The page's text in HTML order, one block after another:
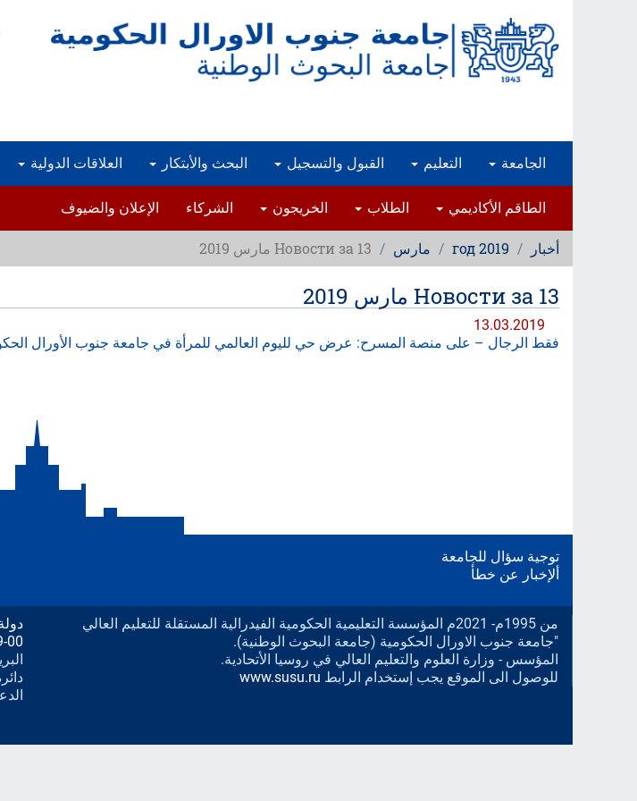
الجامعة التعليم القبول والتسجيل البحث والأبتكار العلاقات الدولية
الطاقم الأكاديمي الطلاب الخريجون الشركاء الإعلان والضيوف
أخبار 2019 год مارس Новости за 13 مارس 2019
Новости за 13 مارس 2019
13.03.2019
فقط الرجال – على منصة المسرح: عرض حي لليوم العالمي للمرأة في جامعة جنوب الأورال
توجية سؤال للجامعة
ألإخبار عن خطأ
من 1995م- 2021م المؤسسة التعليمية الحكومية الفيدرالية المستقلة للتعليم العالي
"جامعة جنوب الاورال الحكومية (جامعة البحوث الوطنية).
المؤسس - وزارة العلوم والتعليم العالي في روسيا الأتحادية.
للوصول الى الموقع يجب إستخدام الرابط www.susu.ru
دولة رسيا
00